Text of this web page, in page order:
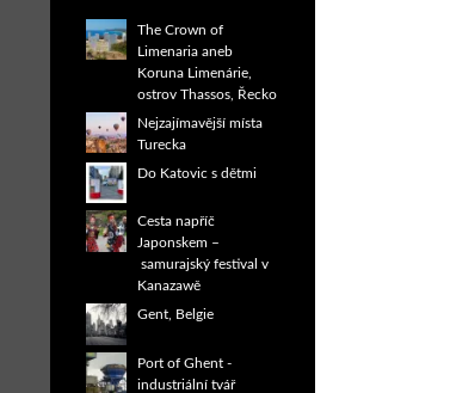
The Crown of
Limenaria aneb
Koruna Limenárie,
ostrov Thassos, Řecko
Nejzajímavější místa
Turecka
Do Katovic s dětmi
Cesta napříč
Japonskem –
samurajský festival v
Kanazawě
Gent, Belgie
Port of Ghent -
industriální tvář